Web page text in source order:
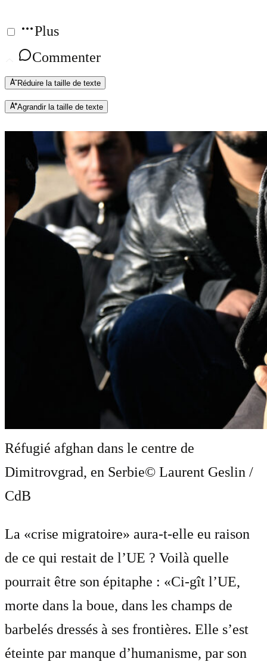
Plus
Commenter
Réduire la taille de texte
Agrandir la taille de texte
Réfugié afghan dans le centre de
Dimitrovgrad, en Serbie© Laurent Geslin /
CdB
La «crise migratoire» aura-t-elle eu raison
de ce qui restait de l’UE ? Voilà quelle
pourrait être son épitaphe : «Ci-gît l’UE,
morte dans la boue, dans les champs de
barbelés dressés à ses frontières. Elle s’est
éteinte par manque d’humanisme, par son